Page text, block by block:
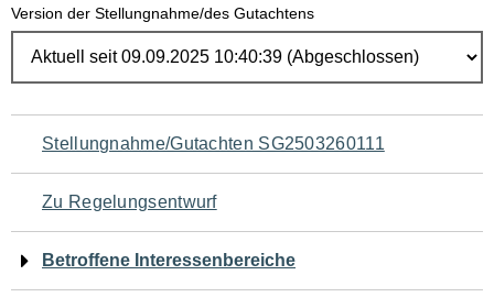
Version der Stellungnahme/des Gutachtens
Navigation
für
den
Seiteninhalt
Stellungnahme/Gutachten SG2503260111
Zu Regelungsentwurf
Betroffene Interessenbereiche